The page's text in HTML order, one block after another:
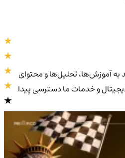
به آموزش‌ها، تحلیل‌ها و محتوای
و خدمات ما دسترسی پیدا